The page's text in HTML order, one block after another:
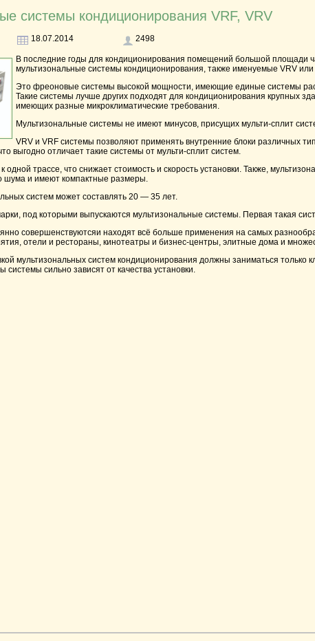
системы кондиционирования VRF, VRV
18.07.2014 2498
В последние годы для кондиционирования помещений большой площади
мультизональные системы кондиционирования, также именуемые VRV или
Это фреоновые системы высокой мощности, имеющие единые системы
Такие системы лучше других подходят для кондиционирования крупных
имеющих разные микроклиматические требования.
Мультизональные системы не имеют минусов, присущих мульти-сплит
VRV и VRF системы позволяют применять внутренние блоки различных
выгодно отличает такие системы от мульти-сплит систем.
одной трассе, что снижает стоимость и скорость установки. Также,
шума и имеют компактные размеры.
систем может составлять 20 — 35 лет.
под которыми выпускаются мультизональные системы. Первая такая
совершенствуютсяи находят всё больше применения на самых
отели и рестораны, кинотеатры и бизнес-центры, элитные дома и
мультизональных систем кондиционирования должны заниматься только
системы сильно зависят от качества установки.